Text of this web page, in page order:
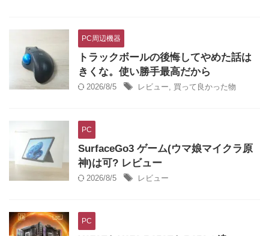
PC周辺機器
トラックボールの後悔してやめた話は
きくな。使い勝手最高だから
2026/8/5 レビュー, 買って良かった物
PC
SurfaceGo3 ゲーム(ウマ娘マイクラ原
神)は可? レビュー
2026/8/5 レビュー
PC